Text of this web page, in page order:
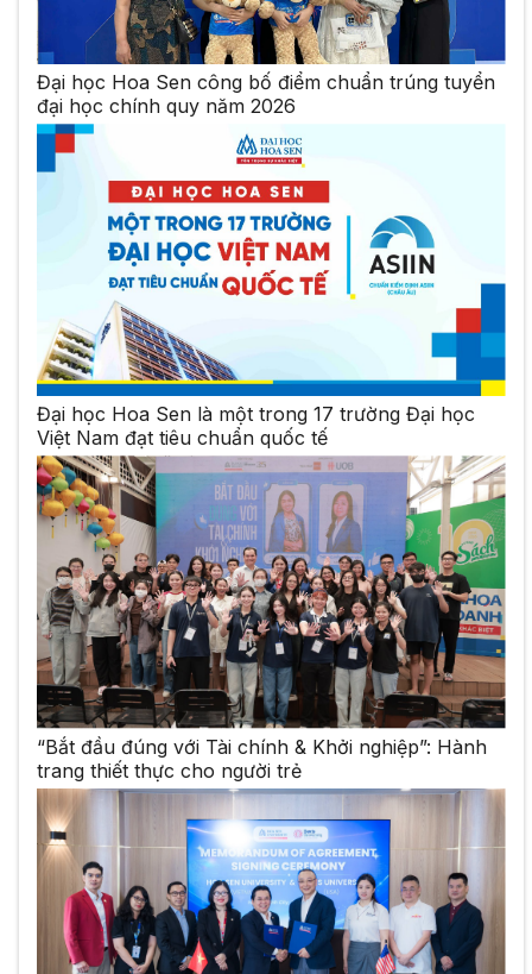
Đại học Hoa Sen công bố điểm chuẩn trúng tuyển
đại học chính quy năm 2026
Đại học Hoa Sen là một trong 17 trường Đại học
Việt Nam đạt tiêu chuẩn quốc tế
“Bắt đầu đúng với Tài chính & Khởi nghiệp”: Hành
trang thiết thực cho người trẻ